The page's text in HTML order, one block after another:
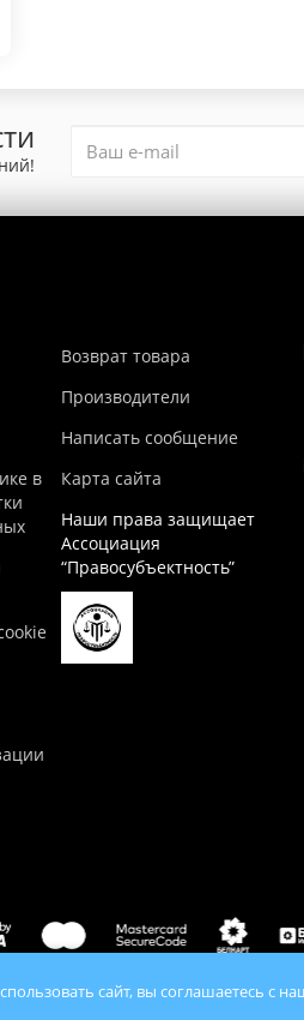
в
Возврат товара
Производители
Написать сообщение
Карта сайта
Наши права защищает
Ассоциация
“Правосубъектность”
отопительного оборудования
сайт, вы соглашаетесь с